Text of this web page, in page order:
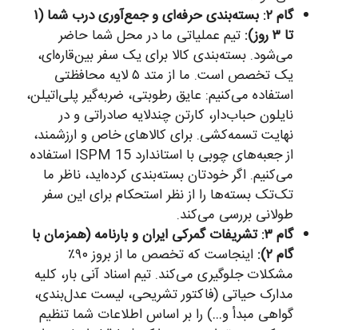
گام ۲: بسته‌بندی حرفه‌ای و جمع‌آوری درب شما (۱
تا ۳ روز):
تیم عملیاتی ما در محل شما حاضر
می‌شود. بسته‌بندی کالا برای یک سفر بین‌قاره‌ای،
یک تخصص است. ما از متد ۵ لایه محافظتی
استفاده می‌کنیم: عایق رطوبتی، ضربه‌گیر پلی‌اتیلن،
نایلون حباب‌دار، کارتن چندلایه صادراتی و در
نهایت تسمه‌کشی. برای کالاهای خاص و ارزشمند،
از جعبه‌های چوبی با استاندارد ISPM 15 استفاده
می‌کنیم. اگر خودتان بسته‌بندی کرده‌اید، ناظر ما
تک‌تک بسته‌ها را از نظر استحکام برای این سفر
طولانی بررسی می‌کند.
گام ۳: تشریفات گمرکی ایران و بارنامه (همزمان با
گام ۲):
اینجاست که تخصص ما از بروز ۹۰٪
مشکلات جلوگیری می‌کند. تیم اسناد آنی بار، کلیه
مدارک حیاتی (فاکتور تشریحی، لیست عدل‌بندی،
گواهی مبدأ و…) را بر اساس اطلاعات شما تنظیم